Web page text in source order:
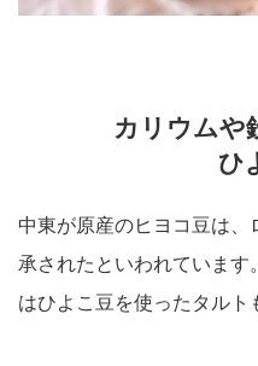
カリウムや
ひ
中東が原産のヒヨコ豆は
承されたといわれていま
はひよこ豆を使ったタルト